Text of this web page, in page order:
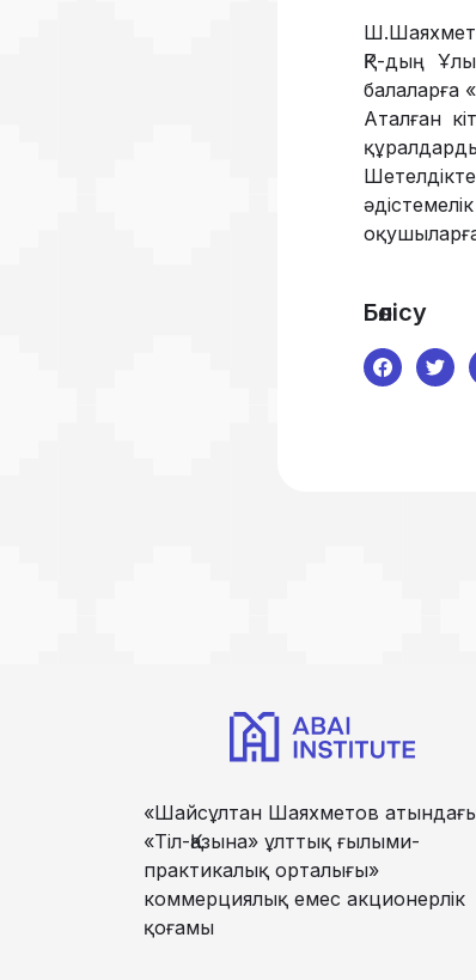
ҚР-дың
балаларға
Аталған
Бөлісу
«Шайсұлтан Шаяхметов
«Тіл-Қазына» ұлттық ғылыми-
практикалық орталығы»
коммерциялық емес акционерлік
қоғамы